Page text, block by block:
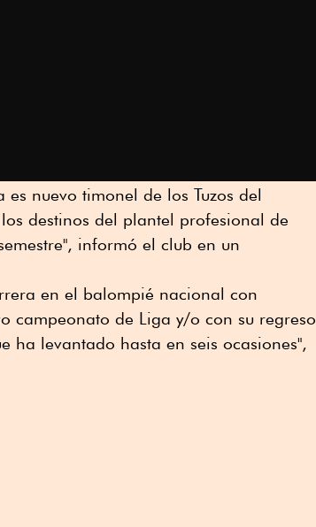
nuevo timonel de los Tuzos del
destinos del plantel profesional de
informó el club en un
en el balompié nacional con
campeonato de Liga y/o con su regreso
levantado hasta en seis ocasiones",